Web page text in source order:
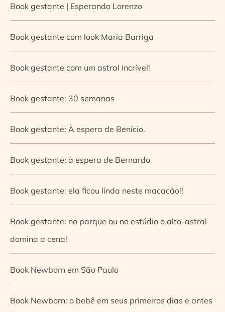
Book gestante | Esperando Lorenzo
Book gestante com look Maria Barriga
Book gestante com um astral incrível!
Book gestante: 30 semanas
Book gestante: À espera de Benício.
Book gestante: à espera de Bernardo
Book gestante: ela ficou linda neste macacão!!
Book gestante: no parque ou no estúdio o alto-astral
domina a cena!
Book Newborn em São Paulo
Book Newborn: o bebê em seus primeiros dias e antes